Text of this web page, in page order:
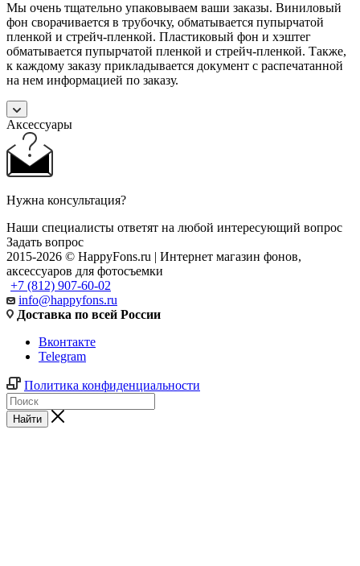
Мы очень тщательно упаковываем ваши заказы. Виниловый
фон сворачивается в трубочку, обматывается пупырчатой
пленкой и стрейч-пленкой. Пластиковый фон и хэштег
обматывается пупырчатой пленкой и стрейч-пленкой. Также,
к каждому заказу прикладывается документ с распечатанной
на нем информацией по заказу.
Аксессуары
Нужна консультация?
Наши специалисты ответят на любой интересующий вопрос
Задать вопрос
2015-2026 © HappyFons.ru | Интернет магазин фонов,
аксессуаров для фотосъемки
+7 (812) 907-60-02
info@happyfons.ru
Доставка по всей России
Вконтакте
Telegram
Политика конфиденциальности
Найти